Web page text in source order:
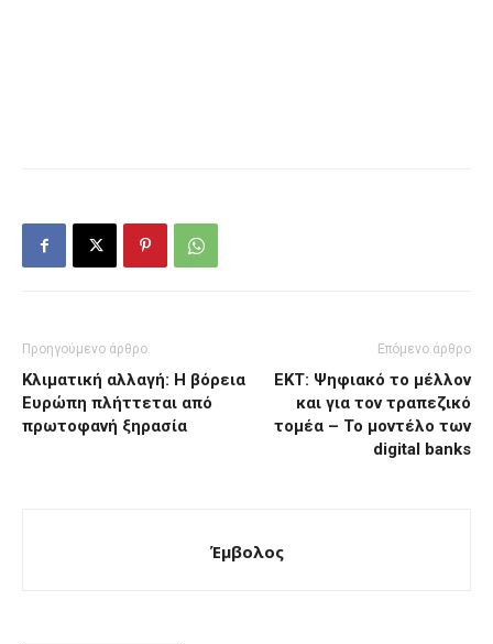
Προηγούμενο άρθρο
Κλιματική αλλαγή: Η βόρεια
Ευρώπη πλήττεται από
πρωτοφανή ξηρασία
Επόμενο άρθρο
ΕΚΤ: Ψηφιακό το μέλλον
και για τον τραπεζικό
τομέα – Το μοντέλο των
digital banks
Έμβολος